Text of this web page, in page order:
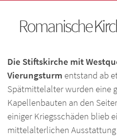
Romanische
Die Stiftskirche mit
Vierungsturm entstand ab
Spätmittelalter wurden eine
Kapellenbauten an den
einiger Kriegsschäden blieb
mittelalterlichen